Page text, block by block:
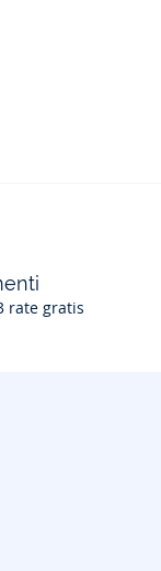
rate gratis